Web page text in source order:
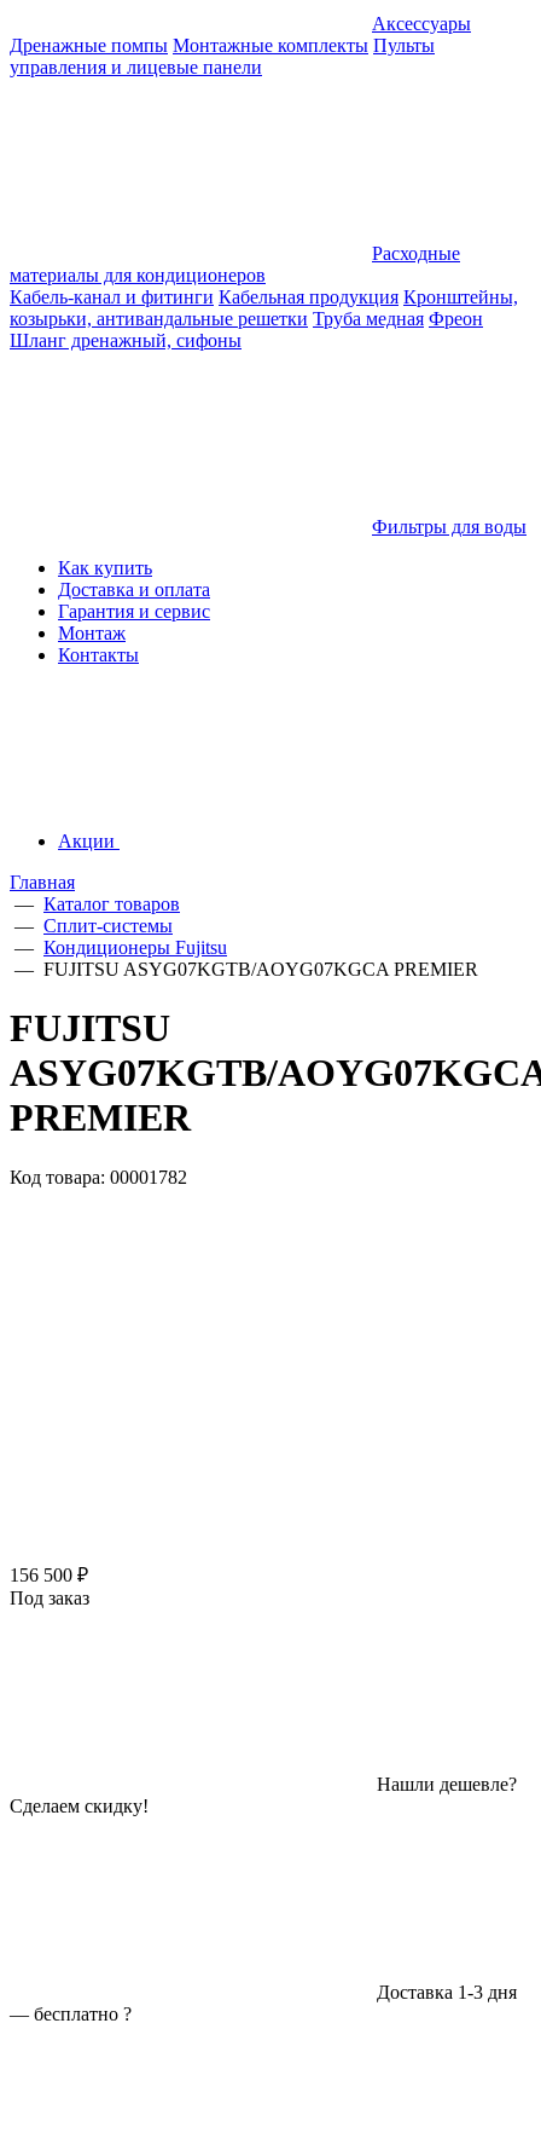
Аксессуары
Дренажные помпы Монтажные комплекты Пульты
управления и лицевые панели
Расходные
материалы для кондиционеров
Кабель-канал и фитинги Кабельная продукция Кронштейны,
козырьки, антивандальные решетки Труба медная Фреон
Шланг дренажный, сифоны
Фильтры для воды
Как купить
Доставка и оплата
Гарантия и сервис
Монтаж
Контакты
Акции
Главная
— Каталог товаров
— Сплит-системы
— Кондиционеры Fujitsu
— FUJITSU ASYG07KGTB/AOYG07KGCA PREMIER
FUJITSU
ASYG07KGTB/
PREMIER
Код товара: 00001782
156 500 ₽
Под заказ
Нашли дешевле?
Сделаем скидку!
Доставка 1-3 дня
— бесплатно ?